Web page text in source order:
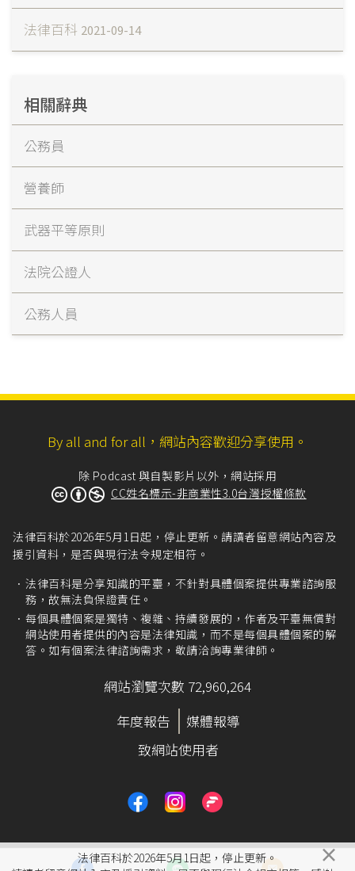
法律百科 2021-09-14
相關辭典
公務員
營養師
武器平等原則
法院公證人
公務人員
By all and for all，網站內容歡迎分享使用。
除 Podcast 與自製影片以外，網站採用
CC姓名標示-非商業性3.0台灣授權條款
法律百科於2026年5月1日起，停止更新。請讀者留意網站內容及
援引資料，是否與現行法令規定相符。
法律百科是分享知識的平臺，不針對具體個案提供專業諮詢服
務，故無法負保證責任。
每個具體個案是獨特、複雜、持續發展的，作者及平臺無償對
網站使用者提供的內容是法律知識，而不是每個具體個案的解
答。如有個案法律諮詢需求，敬請洽詢專業律師。
網站瀏覽次數 72,960,264
年度報告
媒體報導
致網站使用者
法律百科於2026年5月1日起，停止更新。
×